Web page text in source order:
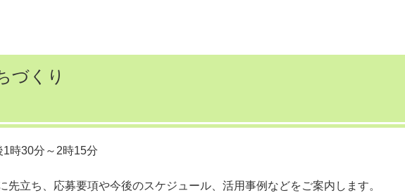
づくり
時30分～2時15分
先立ち、応募要項や今後のスケジュール、活用事例などをご案内します。